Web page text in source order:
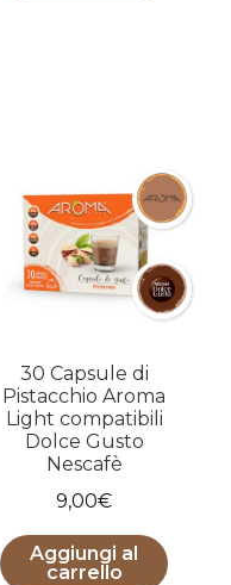
30 Capsule di
Pistacchio Aroma
Light compatibili
Dolce Gusto
Nescafè
9,00€
Aggiungi al
carrello